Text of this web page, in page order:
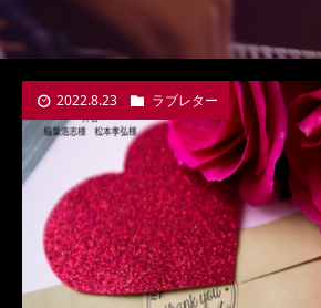
2022.8.23 ラブレター